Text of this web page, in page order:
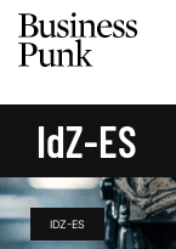
IdZ-ES
IDZ-ES